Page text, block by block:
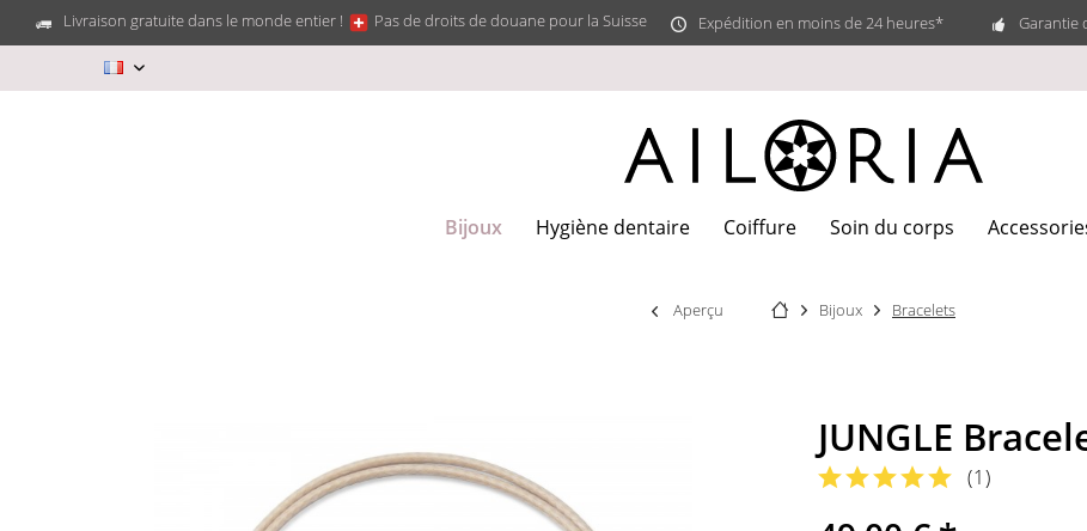
Livraison gratuite dans le monde entier ! Pas de droits de douane pour la Suisse Expédition en moins de 24 heures* Garantie
Bijoux Hygiène dentaire Coiffure Soin du corps
Aperçu Bijoux Bracelets
JUNGLE
(1)